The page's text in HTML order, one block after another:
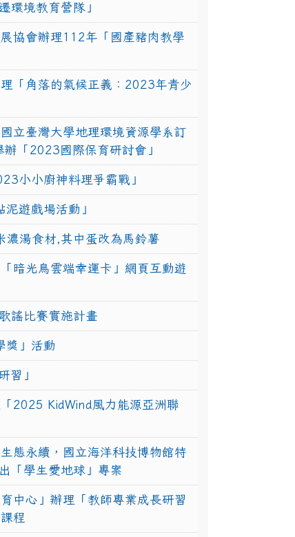
環境教育營隊」
協會辦理112年「國產豬肉教學
「角落的氣候正義：2023年青少
立臺灣大學地理環境資源學系訂
「2023國際保育研討會」
小小廚神料理爭霸戰」
遊戲場活動」
湯食材,其中蛋改為馬鈴薯
暗光鳥雲端幸運卡」網頁互動遊
謠比賽實施計畫
獎」活動
習」
2025 KidWind風力能源亞洲聯
態永續，國立海洋科技博物館特
「學生愛地球」專案
中心」辦理「教師專業成長研習
程